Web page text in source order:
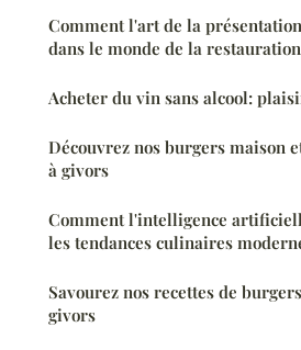
Comment l'art de la
dans le monde de la
Acheter du vin sans alcool:
Découvrez nos burgers maison
à givors
Comment l'intelligence
les tendances culinaires
Savourez nos recettes de
givors